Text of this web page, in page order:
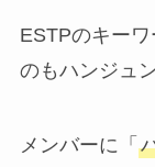
ESTPのキー
のもハンジュ
メンバーに「